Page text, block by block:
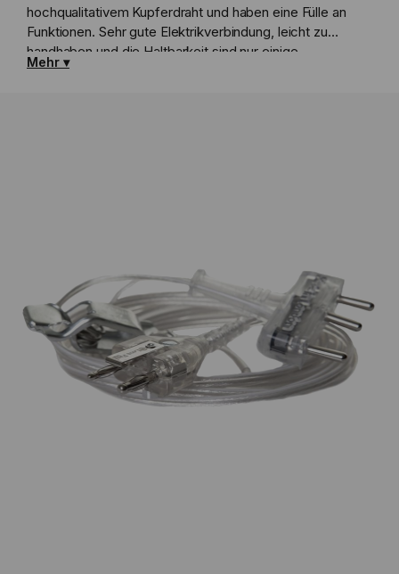
hochqualitativem Kupferdraht und haben eine Fülle an
Funktionen. Sehr gute Elektrikverbindung, leicht zu
handhaben und die Haltbarkeit sind nur einige
Produkthighlights.
Mehr